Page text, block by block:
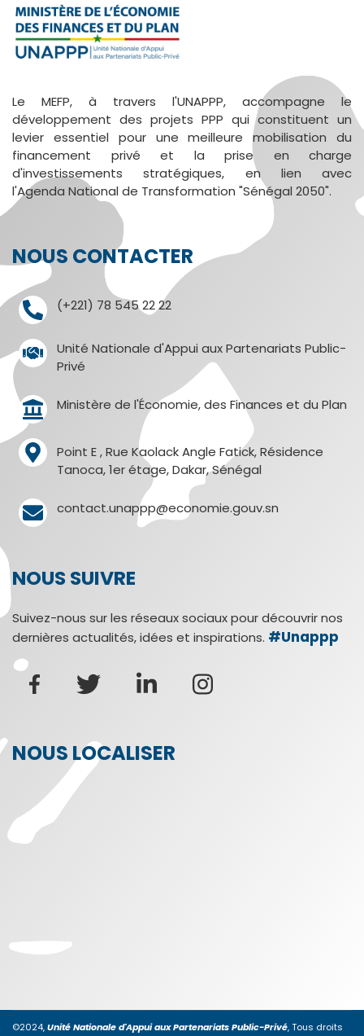
Le MEFP, à travers l'UNAPPP, accompagne le
développement des projets PPP qui constituent un
levier essentiel pour une meilleure mobilisation du
financement privé et la prise en charge
d'investissements stratégiques, en lien avec
l'Agenda National de Transformation "Sénégal 2050".
NOUS CONTACTER
(+221) 78 545 22 22
Unité Nationale d'Appui aux Partenariats Public-
Privé
Ministère de l'Économie, des Finances et du Plan
Point E , Rue Kaolack Angle Fatick, Résidence
Tanoca, 1er étage, Dakar, Sénégal
contact.unappp@economie.gouv.sn
NOUS SUIVRE
Suivez-nous sur les réseaux sociaux pour découvrir nos
dernières actualités, idées et inspirations. #Unappp
NOUS LOCALISER
©2024,Unité Nationale d'Appui aux Partenariats Public-Privé, Tous droits